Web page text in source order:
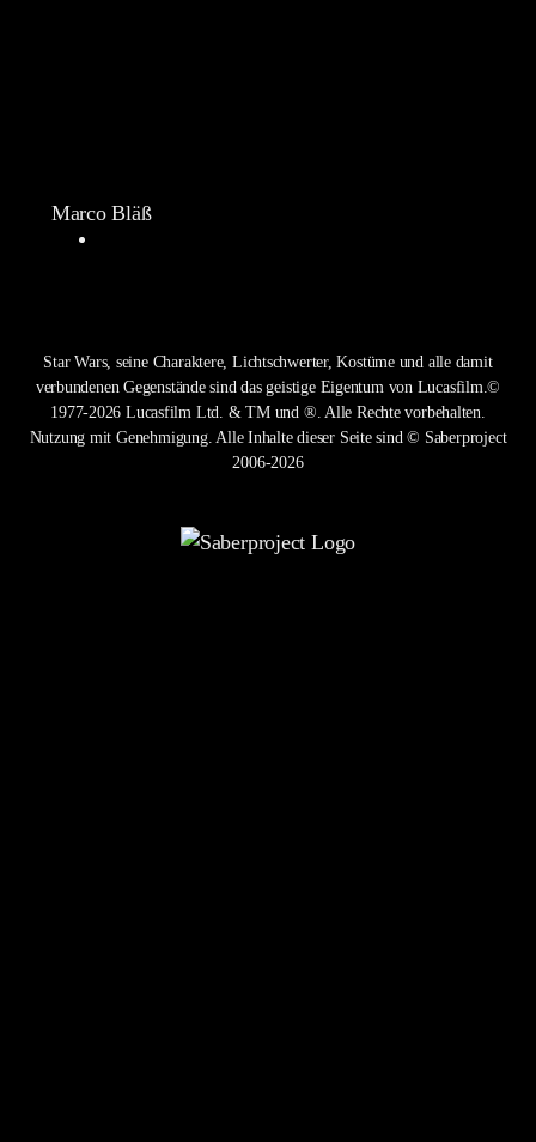
Marco Bläß
Star Wars, seine Charaktere, Lichtschwerter, Kostüme und alle damit
verbundenen Gegenstände sind das geistige Eigentum von Lucasfilm.©
1977-2026 Lucasfilm Ltd. & TM und ®. Alle Rechte vorbehalten.
Nutzung mit Genehmigung. Alle Inhalte dieser Seite sind © Saberproject
2006-2026